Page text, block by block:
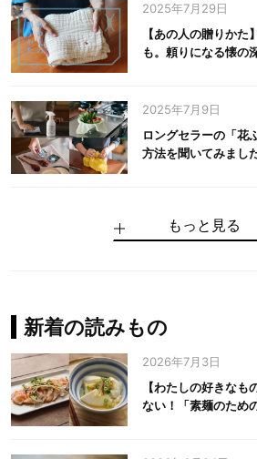
2025年7月29日
【あの人の贈りか
も。頼りになる懐の
2025年7月9日
ロングセラーの「花
方法を聞いてみまし
手仕事だからできる
麻の老舗が届けたい
中川政七商店の謎を
100年先の日本に工
中川政七商店スタッ
【わたしの好きなも
もっと見る
新着の読みもの
2026年7月3日
【わたしの好きな
ない！「素麺のため